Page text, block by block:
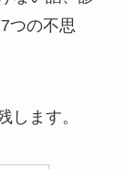
つの不思
します。